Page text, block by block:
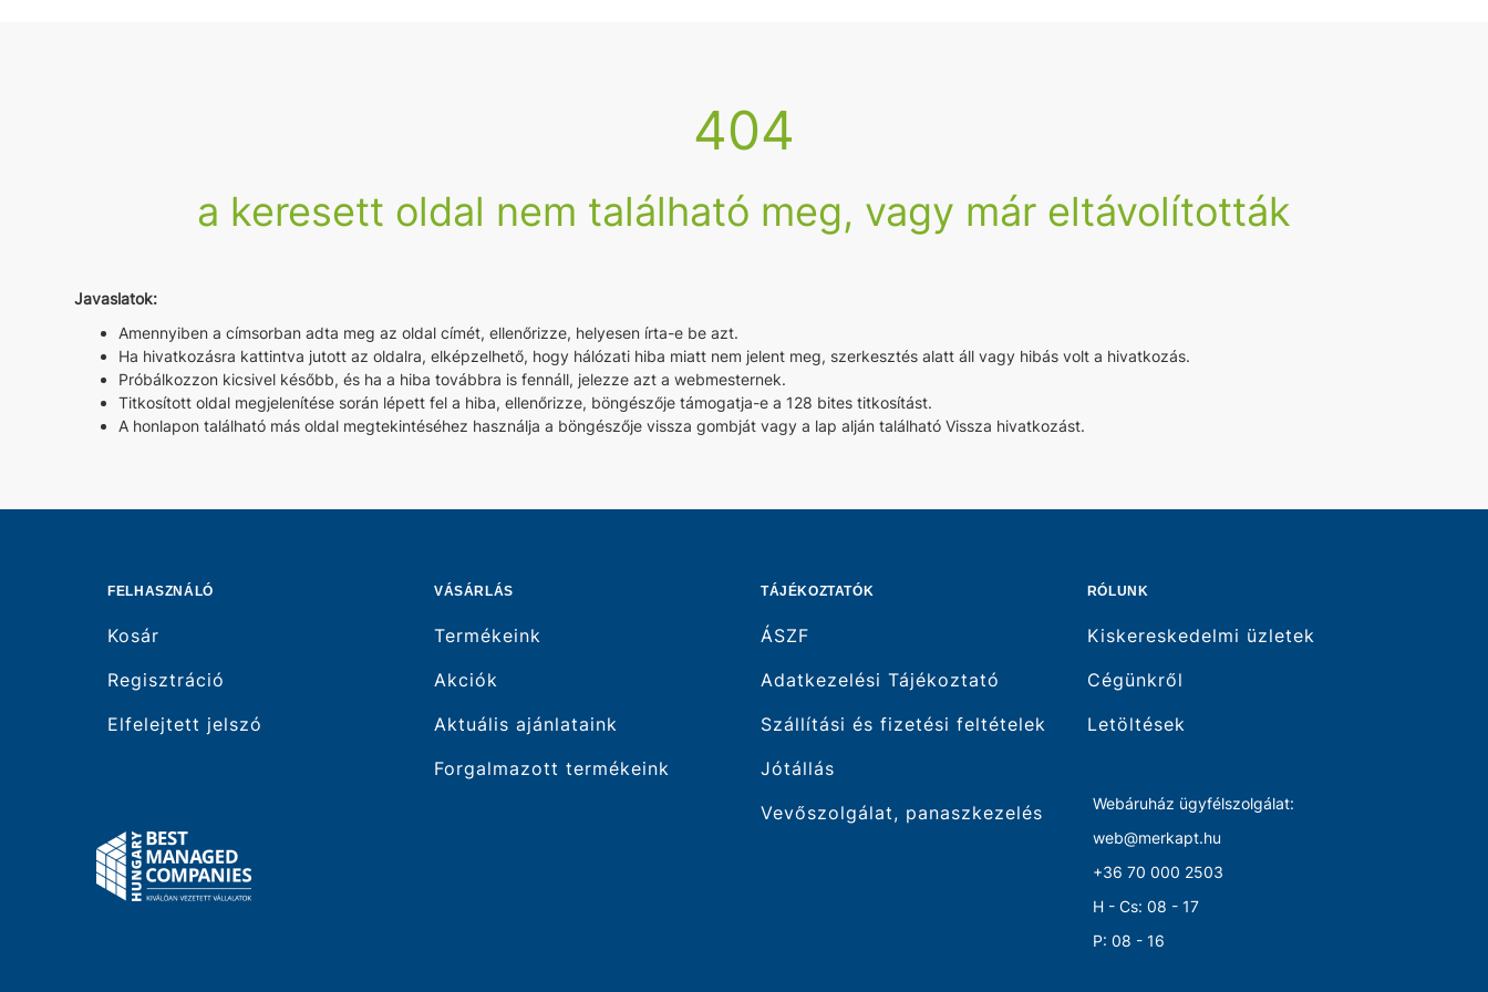
404
a keresett oldal nem található meg, vagy már eltávolították
Javaslatok:
Amennyiben a címsorban adta meg az oldal címét, ellenőrizze, helyesen írta-e be azt.
Ha hivatkozásra kattintva jutott az oldalra, elképzelhető, hogy hálózati hiba miatt nem jelent meg, szerkesztés alatt áll vagy hibás volt a hivatkozás.
Próbálkozzon kicsivel később, és ha a hiba továbbra is fennáll, jelezze azt a webmesternek.
Titkosított oldal megjelenítése során lépett fel a hiba, ellenőrizze, böngészője támogatja-e a 128 bites titkosítást.
A honlapon található más oldal megtekintéséhez használja a böngészője vissza gombját vagy a lap alján található Vissza hivatkozást.
FELHASZNÁLÓ
Kosár
Regisztráció
Elfelejtett jelszó
VÁSÁRLÁS
Termékeink
Akciók
Aktuális ajánlataink
Forgalmazott termékeink
TÁJÉKOZTATÓK
ÁSZF
Adatkezelési Tájékoztató
Szállítási és fizetési feltételek
Jótállás
Vevőszolgálat, panaszkezelés
RÓLUNK
Kiskereskedelmi üzletek
Cégünkről
Letöltések
Webáruház ügyfélszolgálat:
web@merkapt.hu
+36 70 000 2503
H - Cs: 08 - 17
P: 08 - 16